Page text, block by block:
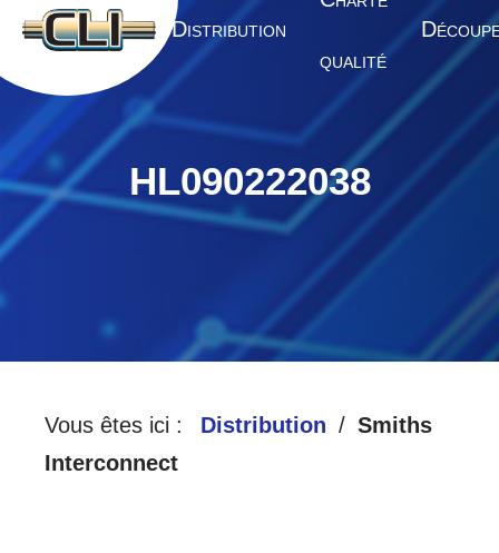
A CCUEIL DISTRIBUTION
QUALITÉ
D
HL090222038
Vous êtes ici : Distribution
Smiths
Interconnect